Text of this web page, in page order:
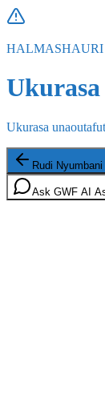
HALMASHAURI
Ukurasa
Rudi Nyumbani
Ask GWF AI